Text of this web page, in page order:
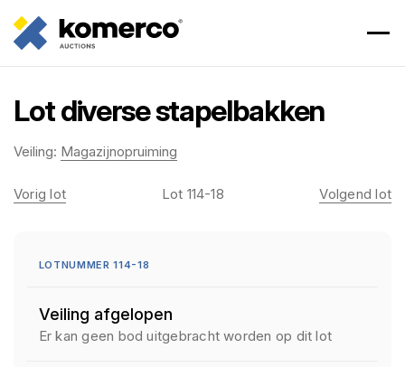
Lot diverse stapelbakken
Veiling: Magazijnopruiming
Vorig lot Lot 114-18 Volgend lot
LOTNUMMER 114-18
Veiling afgelopen
Er kan geen bod uitgebracht worden op dit lot